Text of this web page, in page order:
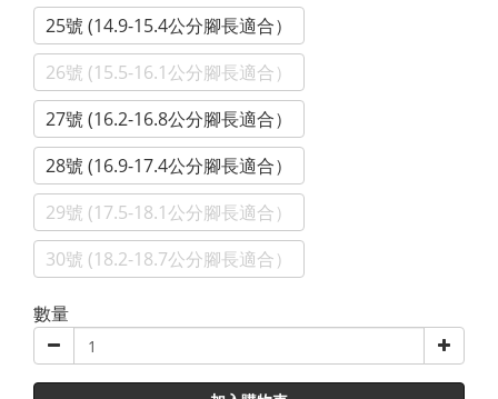
25號 (14.9-15.4公分腳長適合）
26號 (15.5-16.1公分腳長適合）
27號 (16.2-16.8公分腳長適合）
28號 (16.9-17.4公分腳長適合）
29號 (17.5-18.1公分腳長適合）
30號 (18.2-18.7公分腳長適合）
數量